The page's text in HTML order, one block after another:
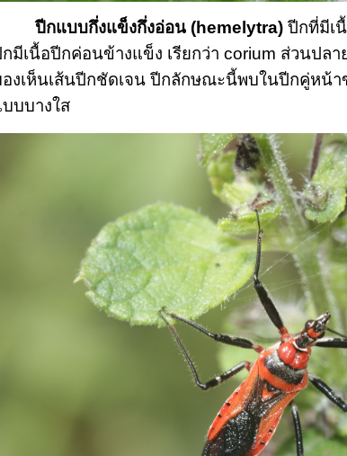
ปีกแบบกึ่งแข็งกึ่งอ่อน (hemelytra) ปีกที่มีเ
มีเนื้อปีกค่อนข้างแข็ง เรียกว่า corium ส่วนปล
งเห็นเส้นปีกชัดเจน ปีกลักษณะนี้พบในปีกคู่หน้
บบางใส